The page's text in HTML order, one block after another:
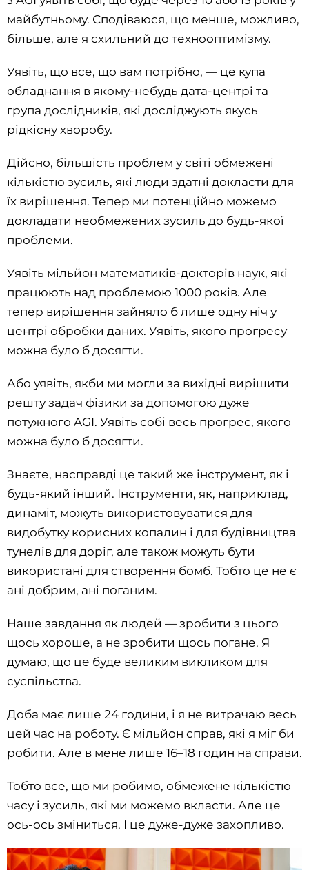
майбутньому. Сподіваюся, що менше, можливо,
більше, але я схильний до технооптимізму.
Уявіть, що все, що вам потрібно, — це купа
обладнання в якому-небудь дата-центрі та
група дослідників, які досліджують якусь
рідкісну хворобу.
Дійсно, більшість проблем у світі обмежені
кількістю зусиль, які люди здатні докласти для
їх вирішення. Тепер ми потенційно можемо
докладати необмежених зусиль до будь-якої
проблеми.
Уявіть мільйон математиків-докторів наук, які
працюють над проблемою 1000 років. Але
тепер вирішення зайняло б лише одну ніч у
центрі обробки даних. Уявіть, якого прогресу
можна було б досягти.
Або уявіть, якби ми могли за вихідні вирішити
решту задач фізики за допомогою дуже
потужного AGI. Уявіть собі весь прогрес, якого
можна було б досягти.
Знаєте, насправді це такий же інструмент, як і
будь-який інший. Інструменти, як, наприклад,
динаміт, можуть використовуватися для
видобутку корисних копалин і для будівництва
тунелів для доріг, але також можуть бути
використані для створення бомб. Тобто це не є
ані добрим, ані поганим.
Наше завдання як людей — зробити з цього
щось хороше, а не зробити щось погане. Я
думаю, що це буде великим викликом для
суспільства.
Доба має лише 24 години, і я не витрачаю весь
цей час на роботу. Є мільйон справ, які я міг би
робити. Але в мене лише 16–18 годин на справи.
Тобто все, що ми робимо, обмежене кількістю
часу і зусиль, які ми можемо вкласти. Але це
ось-ось зміниться. І це дуже-дуже захопливо.